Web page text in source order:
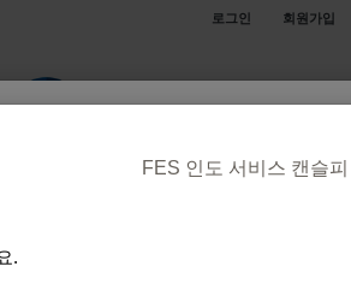
로그인 회원가입
며, B/L 탭에서 다운로드 가능합니다.  (서
FES 인도 서비스 캔슬
.